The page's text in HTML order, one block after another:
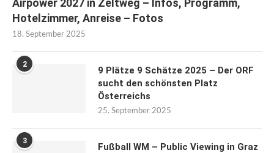
Airpower 2027 in Zeltweg – Infos, Programm,
Hotelzimmer, Anreise – Fotos
18. September 2025
2
9 Plätze 9 Schätze 2025 – Der ORF
sucht den schönsten Platz
Österreichs
25. September 2025
3
Fußball WM – Public Viewing in Graz